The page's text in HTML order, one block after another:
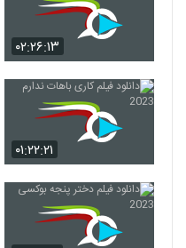
۰۲:۲۶:۱۳
۰۱:۲۲:۲۱